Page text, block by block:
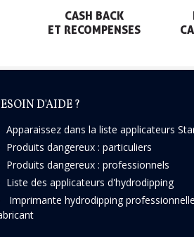
CASH BACK
ET RECOMPENSES
D'AIDE ?
Apparaissez dans la liste applicateurs
Produits dangereux : particuliers
Produits dangereux : professionnels
Liste des applicateurs d'hydrodipping
Imprimante hydrodipping